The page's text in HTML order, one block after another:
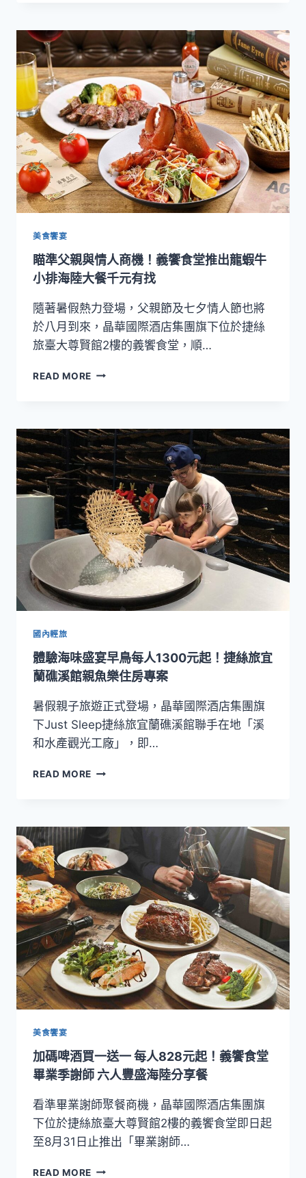
提
案】
繽
紛
燦
爛
的
賞
煙
火
夏
日
時
旅
台
西
大
埕
住
房
專
案
美食饗宴
瞄準父親與情人商機！義饗食堂推出龍蝦牛
小排海陸大餐千元有找
隨著暑假熱力登場，父親節及七夕情人節也將
於八月到來，晶華國際酒店集團旗下位於捷絲
旅臺大尊賢館2樓的義饗食堂，順…
READ MORE 瞄
與
情
人
商
機！
義
饗
食
堂
推
出
龍
蝦
海
陸
餐
元
有
國內輕旅
體驗海味盛宴早鳥每人1300元起！捷絲旅宜
蘭礁溪館親魚樂住房專案
暑假親子旅遊正式登場，晶華國際酒店集團旗
下Just Sleep捷絲旅宜蘭礁溪館聯手在地「溪
和水產觀光工廠」，即…
READ MORE
盛
早
鳥
每
人
1300
元
起！
捷
絲
旅
宜
館
親
樂
住
房
專
美食饗宴
加碼啤酒買一送一 每人828元起！義饗食堂
畢業季謝師 六人豐盛海陸分享餐
看準畢業謝師聚餐商機，晶華國際酒店集團旗
下位於捷絲旅臺大尊賢館2樓的義饗食堂即日起
至8月31日止推出「畢業謝師…
READ MORE 加